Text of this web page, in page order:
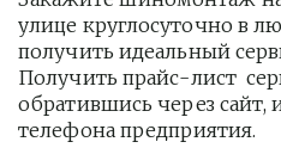
улице круглосуточно в
получить идеальный
Получить прайс-лист
обратившись через сайт,
телефона предприятия.